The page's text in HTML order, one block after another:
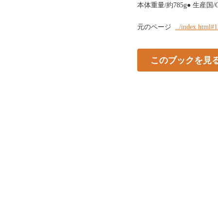
本体重量/約785g● 生産国/
元のページ ../
このブックを見